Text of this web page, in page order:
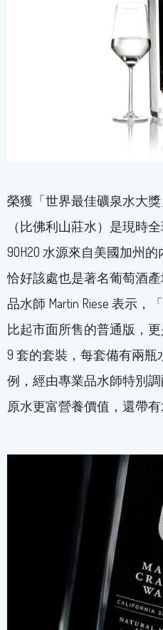
榮獲「世界最佳礦泉水大獎
（比佛利山莊水）是現時
9OH2O 水源來自美國加州的
恰好該處也是著名葡萄酒
品水師 Martin Riese 表示，
比起市面所售的普通版，
9 套的套裝，每套備有兩
例，經由專業品水師特別
原水更富營養價值，還帶有